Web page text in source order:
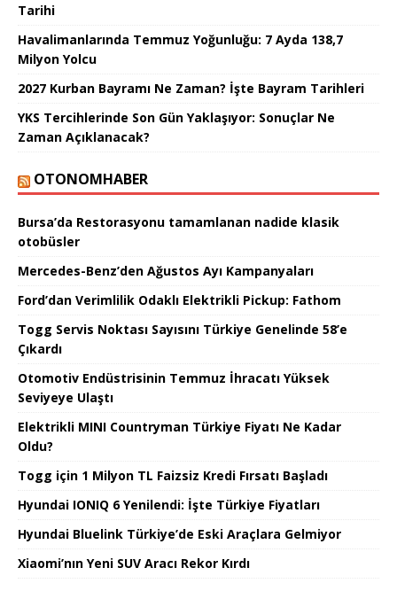
Tarihi
Havalimanlarında Temmuz Yoğunluğu: 7 Ayda 138,7
Milyon Yolcu
2027 Kurban Bayramı Ne Zaman? İşte Bayram Tarihleri
YKS Tercihlerinde Son Gün Yaklaşıyor: Sonuçlar Ne
Zaman Açıklanacak?
OTONOMHABER
Bursa’da Restorasyonu tamamlanan nadide klasik
otobüsler
Mercedes-Benz’den Ağustos Ayı Kampanyaları
Ford’dan Verimlilik Odaklı Elektrikli Pickup: Fathom
Togg Servis Noktası Sayısını Türkiye Genelinde 58’e
Çıkardı
Otomotiv Endüstrisinin Temmuz İhracatı Yüksek
Seviyeye Ulaştı
Elektrikli MINI Countryman Türkiye Fiyatı Ne Kadar
Oldu?
Togg için 1 Milyon TL Faizsiz Kredi Fırsatı Başladı
Hyundai IONIQ 6 Yenilendi: İşte Türkiye Fiyatları
Hyundai Bluelink Türkiye’de Eski Araçlara Gelmiyor
Xiaomi’nın Yeni SUV Aracı Rekor Kırdı